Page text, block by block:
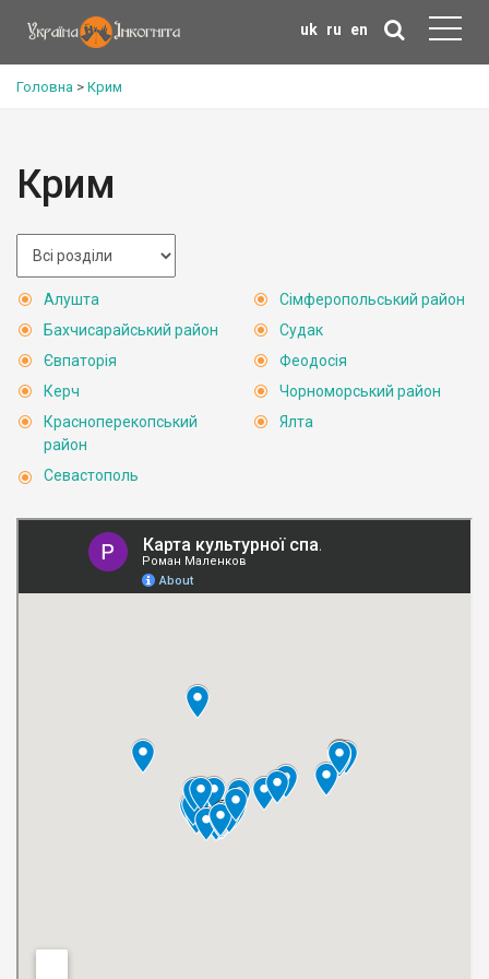
uk ru en
Головна > Крим
Крим
Алушта
Бахчисарайський район
Євпаторія
Керч
Красноперекопський
район
Севастополь
Сімферопольський район
Судак
Феодосія
Чорноморський район
Ялта